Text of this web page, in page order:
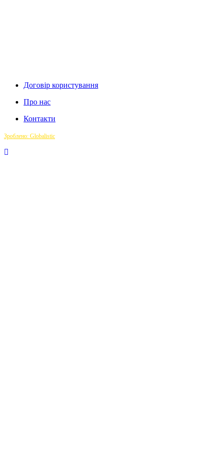
Договір користування
Про нас
Контакти
Зроблено: Globalistic